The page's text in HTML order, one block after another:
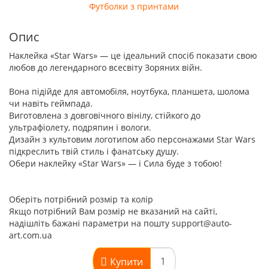
Футболки з принтами
Опис
Наклейка «Star Wars» — це ідеальний спосіб показати свою
любов до легендарного всесвіту Зоряних війн.
Вона підійде для автомобіля, ноутбука, планшета, шолома
чи навіть геймпада.
Виготовлена з довговічного вінілу, стійкого до
ультрафіолету, подряпин і вологи.
Дизайн з культовим логотипом або персонажами Star Wars
підкреслить твій стиль і фанатську душу.
Обери наклейку «Star Wars» — і Сила буде з тобою!
Оберіть потрібний розмір та колір
Якщо потрібний Вам розмір не вказаний на сайті,
надішліть бажані параметри на пошту support@auto-
art.com.ua
Купити